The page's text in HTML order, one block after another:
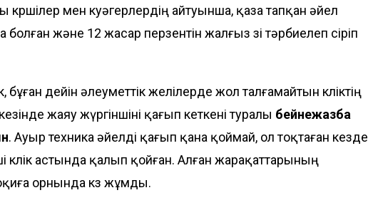
көршілер мен куәгерлердің айтуынша, қаза тапқан әйел
және 12 жасар перзентін жалғыз өзі тәрбиелеп өсіріп
бұған дейін әлеуметтік желілерде жол талғамайтын көліктің
жаяу жүргіншіні қағып кеткені туралы бейнежазба
. Ауыр техника әйелді қағып қана қоймай, ол тоқтаған кезде
көлік астында қалып қойған. Алған жарақаттарының
орнында көз жұмды.